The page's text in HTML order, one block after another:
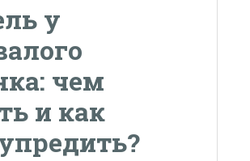
у
чем
и как